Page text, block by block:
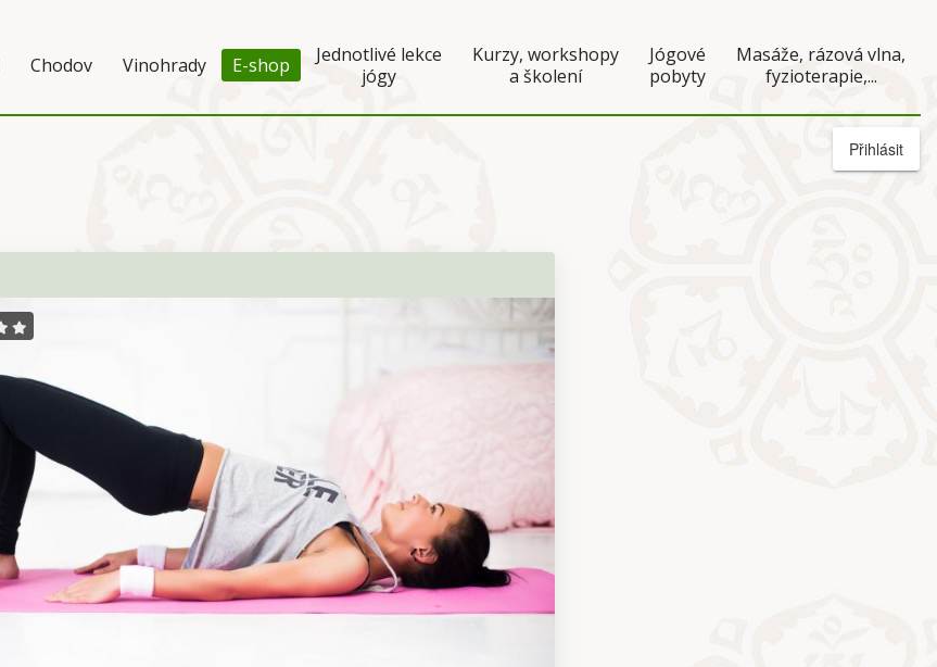
Chodov Vinohrady E-shop
Jednotlivé lekce
jógy
Kurzy, workshopy
a školení
Jógové
pobyty
Masáže, rázová vlna,
fyzioterapie,...
Přihlásit